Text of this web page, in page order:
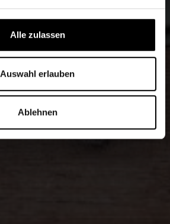
Alle zulassen
Auswahl erlauben
Ablehnen